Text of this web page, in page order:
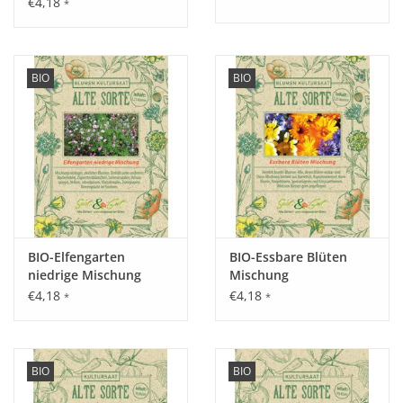
Aussaat:
Mai - Juli im Freiland.
Keimung:
Bei 12 - 25 °C, Keimdauer 10 - 14 Tage.
Kultur:
Saattiefe: 2 - 3 cm.
*
BIO
BIO-Elfengarten
niedrige Mischung
€4,18 *
BIO
BIO-Essbare Blüten
Mischung
€4,18 *
BIO BIO